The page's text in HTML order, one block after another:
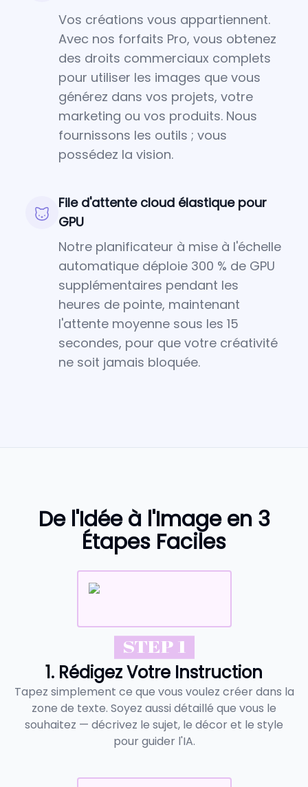
Vos créations vous appartiennent.
Avec nos forfaits Pro, vous obtenez
des droits commerciaux complets
pour utiliser les images que vous
générez dans vos projets, votre
marketing ou vos produits. Nous
fournissons les outils ; vous
possédez la vision.
File d'attente cloud élastique pour
GPU
Notre planificateur à mise à l'échelle
automatique déploie 300 % de GPU
supplémentaires pendant les
heures de pointe, maintenant
l'attente moyenne sous les 15
secondes, pour que votre créativité
ne soit jamais bloquée.
De l'Idée à l'Image en 3
Étapes Faciles
STEP 1
1. Rédigez Votre Instruction
Tapez simplement ce que vous voulez créer dans la
zone de texte. Soyez aussi détaillé que vous le
souhaitez — décrivez le sujet, le décor et le style
pour guider l'IA.